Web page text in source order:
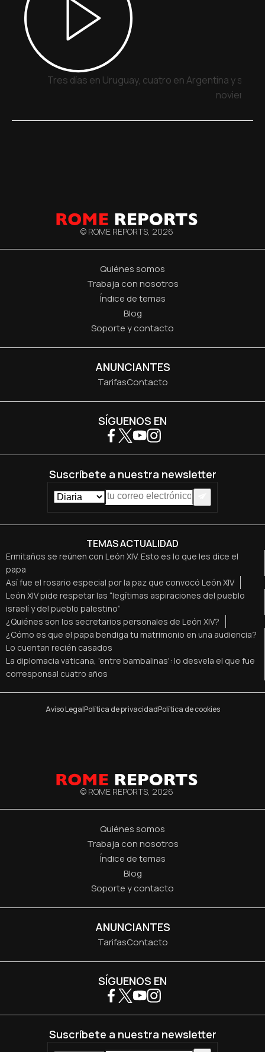
Tres días en Uruguay, cuatro en Argentina y
noviembre
© ROME REPORTS, 2026
Quiénes somos
Trabaja con nosotros
Índice de temas
Blog
Soporte y contacto
ANUNCIANTES
TarifasContacto
TEMAS ACTUALIDAD
Ermitaños se reúnen con León XIV. Esto es lo que les dice el
papa
Así fue el rosario especial por la paz que convocó León XIV
León XIV pide respetar las “legítimas aspiraciones del pueblo
israelí y del pueblo palestino”
¿Quiénes son los secretarios personales de León XIV?
¿Cómo es que el papa bendiga tu matrimonio en una audiencia?
Lo cuentan recién casados
La diplomacia vaticana, 'entre bambalinas': lo desvela el que fue
corresponsal cuatro años
SÍGUENOS EN
Suscríbete a nuestra newsletter
Aviso LegalPolítica de privacidadPolítica de cookies
© ROME REPORTS, 2026
Quiénes somos
Trabaja con nosotros
Índice de temas
Blog
Soporte y contacto
ANUNCIANTES
TarifasContacto
SÍGUENOS EN
Suscríbete a nuestra newsletter